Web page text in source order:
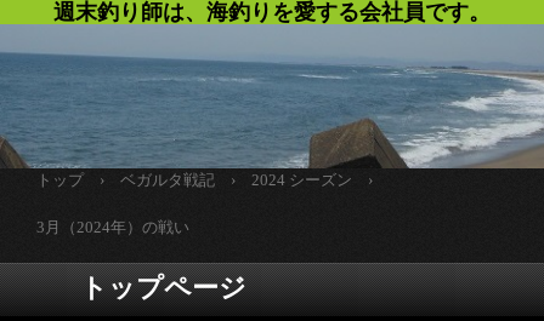
週末釣り師は、海釣りを愛する会社員です。
トップ › ベガルタ戦記 › 2024 シーズン ›
3月（2024年）の戦い
トップページ